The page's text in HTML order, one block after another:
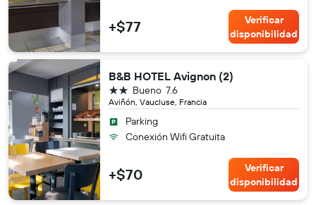
+$77
Verificar
disponibilidad
B&B HOTEL Avignon (2)
Aviñón, Vaucluse, Francia
7.6
Bueno
2 estrellas
Parking
Conexión Wifi Gratuita
+$70
Verificar
disponibilidad